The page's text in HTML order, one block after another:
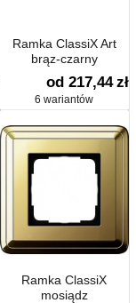
Ramka ClassiX Art
brąz-czarny
od 217,44 zł
6 wariantów
Ramka ClassiX
mosiądz